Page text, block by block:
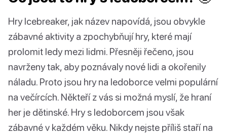
Hry Icebreaker, jak název napovídá, jsou obvykle
zábavné aktivity a zpochybňují hry, které mají
prolomit ledy mezi lidmi. Přesněji řečeno, jsou
navrženy tak, aby poznávaly nové lidi a okořenily
náladu. Proto jsou hry na ledoborce velmi populární
na večírcích. Někteří z vás si možná myslí, že hraní
her je dětinské. Hry s ledoborcem jsou však
zábavné v každém věku. Nikdy nejste příliš staří na